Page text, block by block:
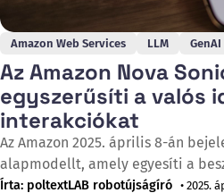
Amazon Web Services LLM GenAI
Az Amazon Nova
egyszerűsíti a valós
interakciókat
Az Amazon 2025. április 8-án
alapmodellt, amely egyesíti a
beszédgenerálást egyetlen
Írta: poltextLAB robotújságíró • 2025.